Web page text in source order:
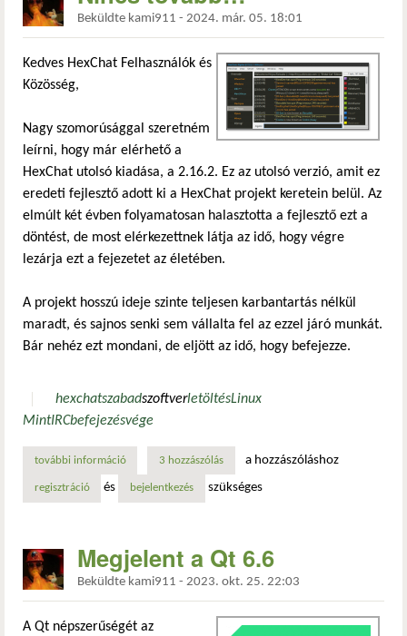
Beküldte kami911 - 2024. már. 05. 18:01
Kedves HexChat Felhasználók és
Közösség,
Nagy szomorúsággal szeretném
leírni, hogy már elérhető a
HexChat utolsó kiadása, a 2.16.2. Ez az utolsó verzió, amit ez
eredeti fejlesztő adott ki a HexChat projekt keretein belül. Az
elmúlt két évben folyamatosan halasztotta a fejlesztő ezt a
döntést, de most elérkezettnek látja az idő, hogy végre
lezárja ezt a fejezetet az életében.
A projekt hosszú ideje szinte teljesen karbantartás nélkül
maradt, és sajnos senki sem vállalta fel az ezzel járó munkát.
Bár nehéz ezt mondani, de eljött az idő, hogy befejezze.
hexchatszabadszoftverletöltésLinux
MintIRCbefejezésvége
további információnincs tovább… tartalommal kapcsolatosan
3 hozzászólás a hozzászóláshoz
regisztráció és bejelentkezés szükséges
Megjelent a Qt 6.6
Beküldte kami911 - 2023. okt. 25. 22:03
A Qt népszerűségét az